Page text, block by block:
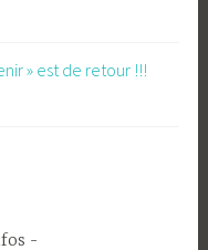
» est de retour !!!